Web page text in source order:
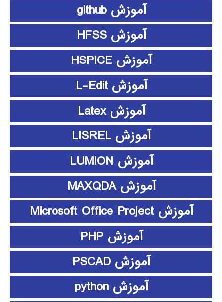
آموزش github
آموزش HFSS
آموزش HSPICE
آموزش L-Edit
آموزش Latex
آموزش LISREL
آموزش LUMION
آموزش MAXQDA
آموزش Microsoft Office Project
آموزش PHP
آموزش PSCAD
آموزش python